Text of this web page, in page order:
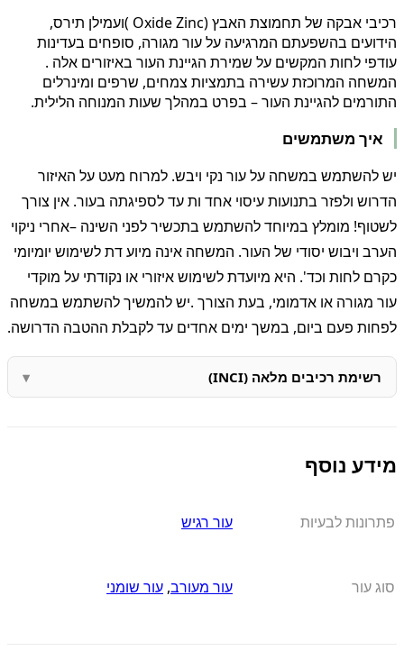
רכיבי אבקה של תחמוצת האבץ (Oxide Zinc )ועמילן תירס,
הידועים בהשפעתם המרגיעה על עור מגורה, סופחים בעדינות
עודפי לחות המקשים על שמירת הגיינת העור באיזורים אלה .
המשחה המרוכזת עשירה בתמציות צמחים, שרפים ומינרלים
התורמים להגיינת העור – בפרט במהלך שעות המנוחה הלילית.
איך משתמשים
יש להשתמש במשחה על עור נקי ויבש. למרוח מעט על האיזור
הדרוש ולפזר בתנועות עיסוי אחד ות עד לספיגתה בעור. אין צורך
לשטוף! מומלץ במיוחד להשתמש בתכשיר לפני השינה –אחרי ניקוי
הערב ויבוש יסודי של העור. המשחה אינה מיוע דת לשימוש יומיומי
כקרם לחות וכד'. היא מיועדת לשימוש איזורי או נקודתי על מוקדי
עור מגורה או אדמומי, בעת הצורך .יש להמשיך להשתמש במשחה
לפחות פעם ביום, במשך ימים אחדים עד לקבלת ההטבה הדרושה.
רשימת רכיבים מלאה (INCI)
מידע נוסף
פתרונות לבעיות עור רגיש
סוג עור עור מעורב, עור שומני